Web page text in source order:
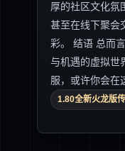
厚的社区文化氛
甚至在线下聚会
彩。 结语 总而
与机遇的虚拟世
服，或许你会在
1.80全新火龙版